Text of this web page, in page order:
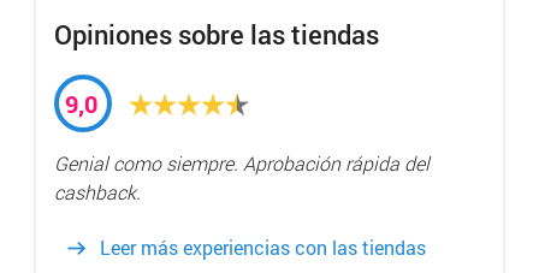
Opiniones sobre las tiendas
9,0
Genial como siempre. Aprobación rápida del
cashback.
Leer más experiencias con las tiendas